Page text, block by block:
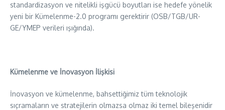
standardizasyon ve nitelikli işgücü boyutları ise hedefe yönelik
yeni bir Kümelenme-2.0 programı gerektirir (OSB/TGB/UR-
GE/YMEP verileri ışığında).
Kümelenme ve İnovasyon İlişkisi
İnovasyon ve kümelenme, bahsettiğimiz tüm teknolojik
sıçramaların ve stratejilerin olmazsa olmaz iki temel bileşenidir